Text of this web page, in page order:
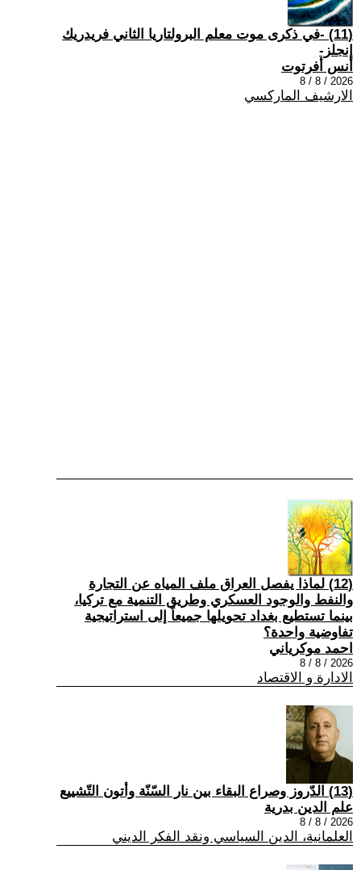
(11) -في ذكرى موت معلم البرولتاريا الثاني فريدريك
إنجلز-
أنس أفرتوت
2026 / 8 / 8
الارشيف الماركسي
(12) لماذا يفصل العراق ملف المياه عن التجارة
والنفط والوجود العسكري وطريق التنمية مع تركيا،
بينما تستطيع بغداد تحويلها جميعاً إلى استراتيجية
تفاوضية واحدة؟
احمد موكرياني
2026 / 8 / 8
الادارة و الاقتصاد
(13) الدّروز وصراع البقاء بين نار السّنّة وأتون التّشييع
علم الدين بدرية
2026 / 8 / 8
العلمانية، الدين السياسي ونقد الفكر الديني